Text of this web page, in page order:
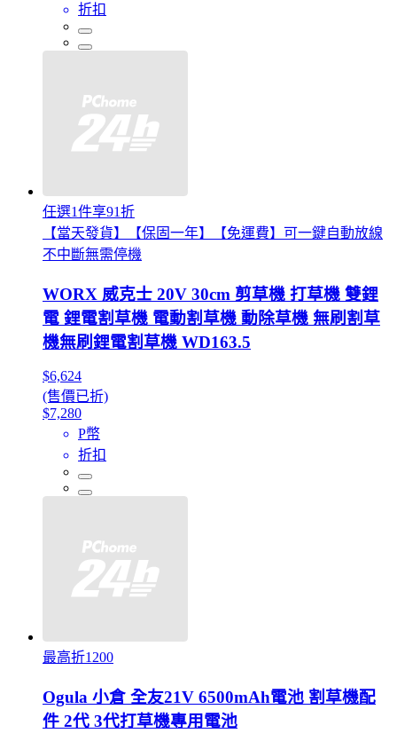
折扣
任選1件享91折
【當天發貨】【保固一年】【免運費】可一鍵自動放線
不中斷無需停機
WORX 威克士 20V 30cm 剪草機 打草機 雙鋰
電 鋰電割草機 電動割草機 動除草機 無刷割草
機無刷鋰電割草機 WD163.5
$6,624
(售價已折)
$7,280
P幣
折扣
最高折1200
Ogula 小倉 全友21V 6500mAh電池 割草機配
件 2代 3代打草機專用電池